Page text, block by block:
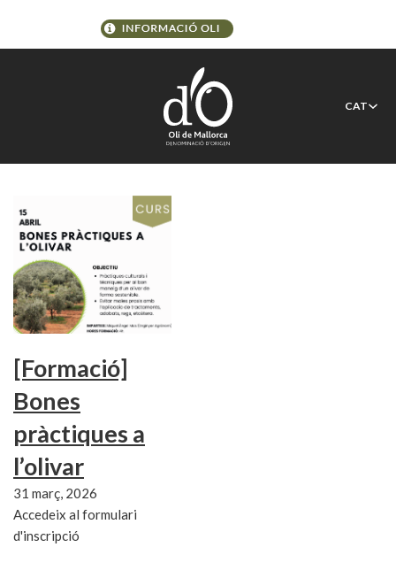
CAT
bones pràctiques
cultiu olivar
[Formació]
Bones
pràctiques a
l’olivar
31 març, 2026
Accedeix al formulari
d'inscripció